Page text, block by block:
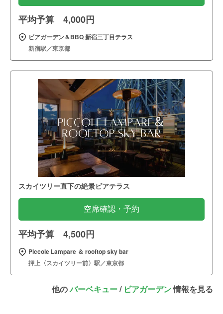
平均予算 4,000円
ビアガーデン＆BBQ 新宿三丁目テラス
新宿駅／東京都
スカイツリー直下の絶景ビアテラス
空席確認・予約
平均予算 4,500円
Piccole Lampare ＆ rooftop sky bar
押上〈スカイツリー前〉駅／東京都
他のバーベキュー/ ビアガーデン情報を見る